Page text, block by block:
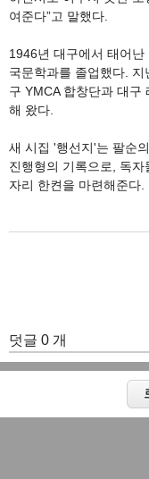
여준다”고 말했다.
1946년 대구에서 태어
국문학과를 졸업했다.
구 YMCA 합창단과 대구
해 왔다.
새 시집 '행선지'는 팔순
진행형의 기록으로, 독
자리 한켠을 마련해준다.
덧글 0 개